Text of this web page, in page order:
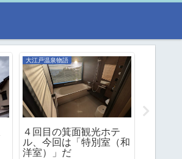
大江戸温泉物語
４回目の箕面観光ホテ
ル、今回は「特別室（和
洋室）」だ